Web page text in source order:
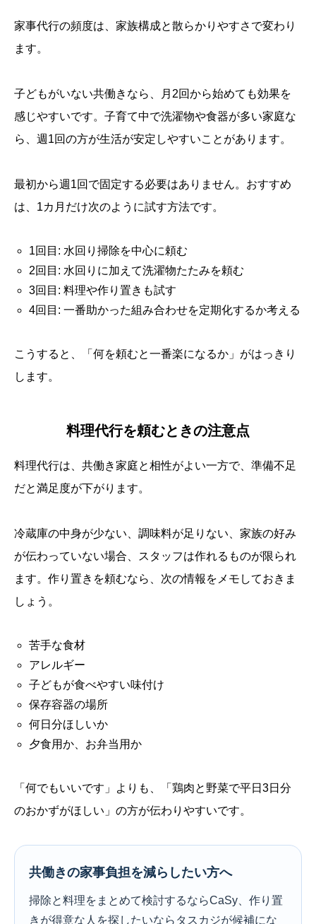
家事代行の頻度は、家族構成と散らかりやすさで変わり
ます。
子どもがいない共働きなら、月2回から始めても効果を
感じやすいです。子育て中で洗濯物や食器が多い家庭な
ら、週1回の方が生活が安定しやすいことがあります。
最初から週1回で固定する必要はありません。おすすめ
は、1カ月だけ次のように試す方法です。
1回目: 水回り掃除を中心に頼む
2回目: 水回りに加えて洗濯物たたみを頼む
3回目: 料理や作り置きも試す
4回目: 一番助かった組み合わせを定期化するか考える
こうすると、「何を頼むと一番楽になるか」がはっきり
します。
料理代行を頼むときの注意点
料理代行は、共働き家庭と相性がよい一方で、準備不足
だと満足度が下がります。
冷蔵庫の中身が少ない、調味料が足りない、家族の好み
が伝わっていない場合、スタッフは作れるものが限られ
ます。作り置きを頼むなら、次の情報をメモしておきま
しょう。
苦手な食材
アレルギー
子どもが食べやすい味付け
保存容器の場所
何日分ほしいか
夕食用か、お弁当用か
「何でもいいです」よりも、「鶏肉と野菜で平日3日分
のおかずがほしい」の方が伝わりやすいです。
共働きの家事負担を減らしたい方へ
掃除と料理をまとめて検討するならCaSy、作り置
きが得意な人を探したいならタスカジが候補にな